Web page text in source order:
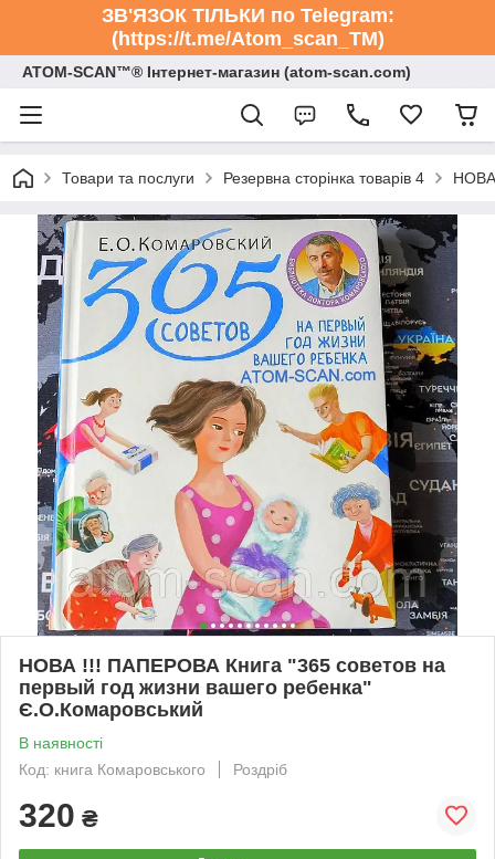
ЗВ'ЯЗОК ТІЛЬКИ по Telegram:
(https://t.me/Atom_scan_TM)
ATOM-SCAN™® Інтернет-магазин (atom-scan.com)
Товари та послуги Резервна сторінка товарів 4 НОВА
НОВА !!! ПАПЕРОВА Книга "365 советов на
первый год жизни вашего ребенка"
Є.О.Комаровський
В наявності
Код: книга Комаровського
Роздріб
320 ₴